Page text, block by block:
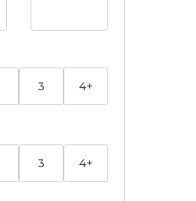
3 4+
3 4+